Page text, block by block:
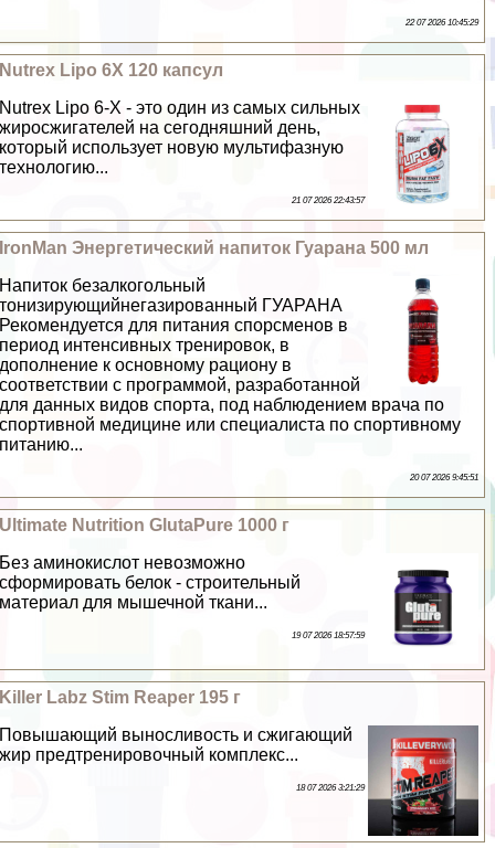
22 07 2026 10:45:29
Nutrex Lipo 6X 120 капсул
Nutrex Lipo 6-X - это один из самых сильных
жиросжигателей на сегодняшний день,
который использует новую мультифазную
технологию...
21 07 2026 22:43:57
IronMan Энергетический напиток Гуарана 500 мл
Напиток безалкогольный
тонизирующийнегазированный ГУАРАНА
Рекомендуется для питания спорсменов в
период интенсивных тренировок, в
дополнение к основному рациону в
соответствии с программой, разработанной
для данных видов спорта, под наблюдением врача по
спортивной медицине или специалиста по спортивному
питанию...
20 07 2026 9:45:51
Ultimate Nutrition GlutaPure 1000 г
Без аминокислот невозможно
сформировать белок - строительный
материал для мышечной ткани...
19 07 2026 18:57:59
Killer Labz Stim Reaper 195 г
Повышающий выносливость и сжигающий
жир предтренировочный комплекс...
18 07 2026 3:21:29